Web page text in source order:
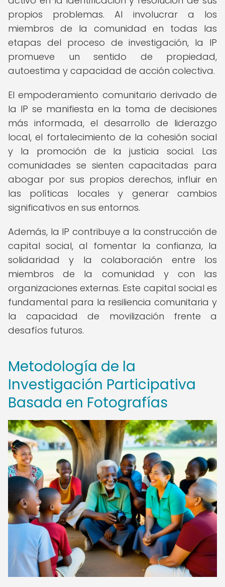
propios problemas. Al involucrar a los
miembros de la comunidad en todas las
etapas del proceso de investigación, la IP
promueve un sentido de propiedad,
autoestima y capacidad de acción colectiva.
El empoderamiento comunitario derivado de
la IP se manifiesta en la toma de decisiones
más informada, el desarrollo de liderazgo
local, el fortalecimiento de la cohesión social
y la promoción de la justicia social. Las
comunidades se sienten capacitadas para
abogar por sus propios derechos, influir en
las políticas locales y generar cambios
significativos en sus entornos.
Además, la IP contribuye a la construcción de
capital social, al fomentar la confianza, la
solidaridad y la colaboración entre los
miembros de la comunidad y con las
organizaciones externas. Este capital social es
fundamental para la resiliencia comunitaria y
la capacidad de movilización frente a
desafíos futuros.
Metodología de la
Investigación Participativa
Basada en Fotografías